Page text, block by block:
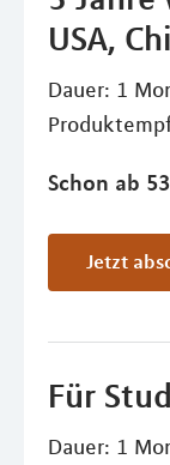
USA,
Dauer: 1
Schon ab
Jetzt
Für
Dauer: 1